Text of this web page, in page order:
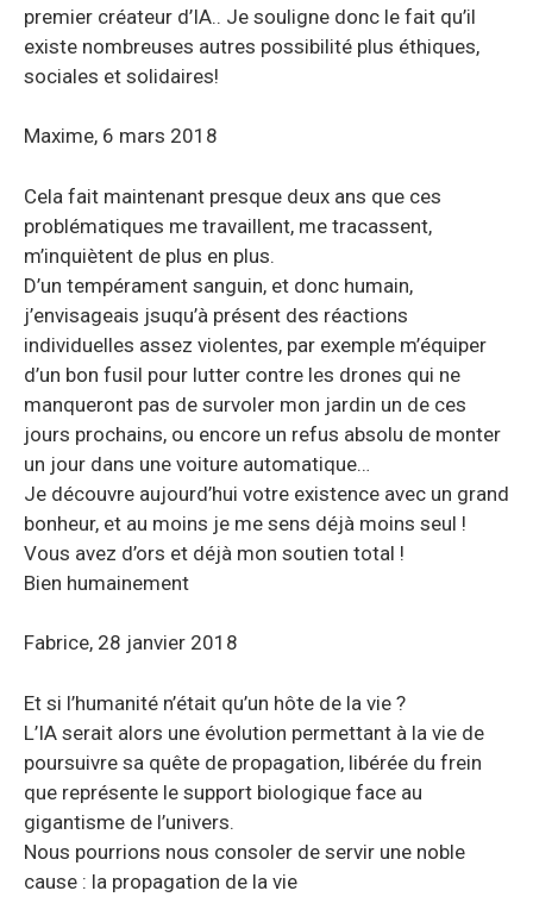
premier créateur d’IA.. Je souligne donc le fait qu’il
existe nombreuses autres possibilité plus éthiques,
sociales et solidaires!
Maxime, 6 mars 2018
Cela fait maintenant presque deux ans que ces
problématiques me travaillent, me tracassent,
m’inquiètent de plus en plus.
D’un tempérament sanguin, et donc humain,
j’envisageais jsuqu’à présent des réactions
individuelles assez violentes, par exemple m’équiper
d’un bon fusil pour lutter contre les drones qui ne
manqueront pas de survoler mon jardin un de ces
jours prochains, ou encore un refus absolu de monter
un jour dans une voiture automatique…
Je découvre aujourd’hui votre existence avec un grand
bonheur, et au moins je me sens déjà moins seul !
Vous avez d’ors et déjà mon soutien total !
Bien humainement
Fabrice, 28 janvier 2018
Et si l’humanité n’était qu’un hôte de la vie ?
L’IA serait alors une évolution permettant à la vie de
poursuivre sa quête de propagation, libérée du frein
que représente le support biologique face au
gigantisme de l’univers.
Nous pourrions nous consoler de servir une noble
cause : la propagation de la vie